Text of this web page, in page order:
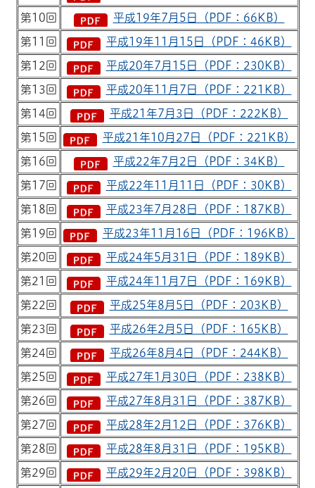
第10回 平成19年7月5日（PDF：66KB）
第11回 平成19年11月15日（PDF：46KB）
第12回 平成20年7月15日（PDF：230KB）
第13回 平成20年11月7日（PDF：221KB）
第14回 平成21年7月3日（PDF：222KB）
第15回 平成21年10月27日（PDF：221KB）
第16回 平成22年7月2日（PDF：34KB）
第17回 平成22年11月11日（PDF：30KB）
第18回 平成23年7月28日（PDF：187KB）
第19回 平成23年11月16日（PDF：196KB）
第20回 平成24年5月31日（PDF：189KB）
第21回 平成24年11月7日（PDF：169KB）
第22回 平成25年8月5日（PDF：203KB）
第23回 平成26年2月5日（PDF：165KB）
第24回 平成26年8月4日（PDF：244KB）
第25回 平成27年1月30日（PDF：238KB）
第26回 平成27年8月31日（PDF：387KB）
第27回 平成28年2月12日（PDF：376KB）
第28回 平成28年8月31日（PDF：195KB）
第29回 平成29年2月20日（PDF：398KB）